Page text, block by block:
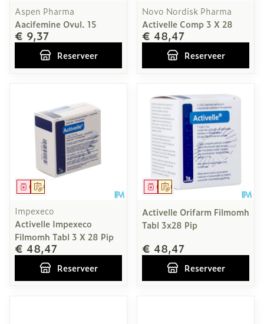
Aspen Pharma
Aacifemine Ovul. 15
€ 9,37
Reserveer
Novo Nordisk Pharma
Activelle Comp 3 X 28
€ 48,47
Reserveer
Op voorschrift
Geneesmiddel
Impexeco
Activelle Impexeco
Filmomh Tabl 3 X 28 Pip
€ 48,47
Reserveer
Op voorschrift
Geneesmiddel
Activelle Orifarm Filmomh
Tabl 3x28 Pip
€ 48,47
Reserveer